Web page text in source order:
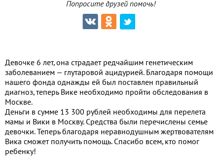
Попросите друзей помочь!
Девочке 6 лет, она страдает редчайшим генетическим
заболеванием — глутаровой ацидурией. Благодаря помощи
нашего фонда однажды ей был поставлен правильный
диагноз, теперь Вике необходимо пройти обследования в
Москве.
Деньги в сумме 13 300 рублей необходимы для перелета
мамы и Вики в Москву. Средства были перечислены семье
девочки. Теперь благодаря неравнодушным жертвователям
Вика сможет получить помощь. Спасибо всем, кто помог
ребенку!